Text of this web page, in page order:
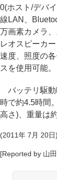
0(ホスト/デバ
線LAN、
万画素カメラ
レオスピーカ
速度、照度の
スを使用可能。
バッテリ駆動
時で約4.5時間
高さ)、重量は
(2011年 7月 20日)
[Reported by 山